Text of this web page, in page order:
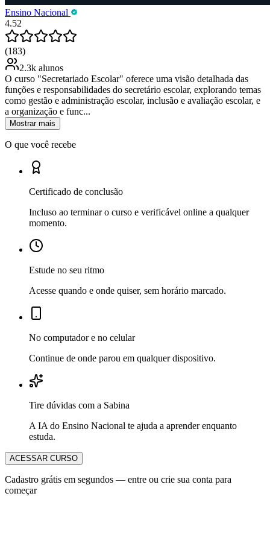
Ensino Nacional
4.52
(183)
2.3k alunos
O curso "Secretariado Escolar" oferece uma visão detalhada das
funções e responsabilidades do secretário escolar, explorando temas
como gestão e administração escolar, inclusão e avaliação escolar, e
a organização e func...
Mostrar mais
O que você recebe
Certificado de conclusão
Incluso ao terminar o curso e verificável online a qualquer
momento.
Estude no seu ritmo
Acesse quando e onde quiser, sem horário marcado.
No computador e no celular
Continue de onde parou em qualquer dispositivo.
Tire dúvidas com a Sabina
A IA do Ensino Nacional te ajuda a aprender enquanto
estuda.
ACESSAR CURSO
Cadastro grátis em segundos — entre ou crie sua conta para
começar